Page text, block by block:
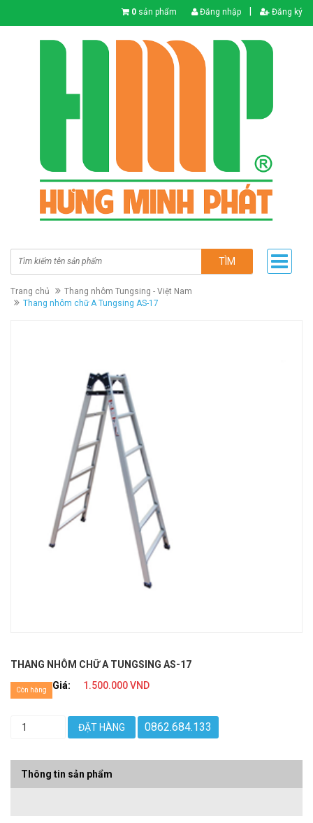
0 sản phẩm Đăng nhập Đăng ký
TÌM
Trang chủ
Thang nhôm Tungsing - Việt Nam
Thang nhôm chữ A Tungsing AS-17
THANG NHÔM CHỮ A TUNGSING AS-17
Giá:
1.500.000 VND
Còn hàng
ĐẶT HÀNG 0862.684.133
Thông tin sản phẩm